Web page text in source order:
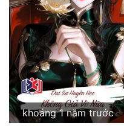
Sát Phạt Quyết Đoán
Vô Sỉ
Điềm Đạm
khoảng 1 năm trước